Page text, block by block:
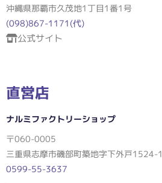
沖縄県那覇市久茂地1丁目1番1号
(098)867-1171(代)
公式サイト
直営店
ナルミファクトリーショップ
〒060-0005
三重県志摩市磯部町築地字下外戸1524-1
0599-55-3637